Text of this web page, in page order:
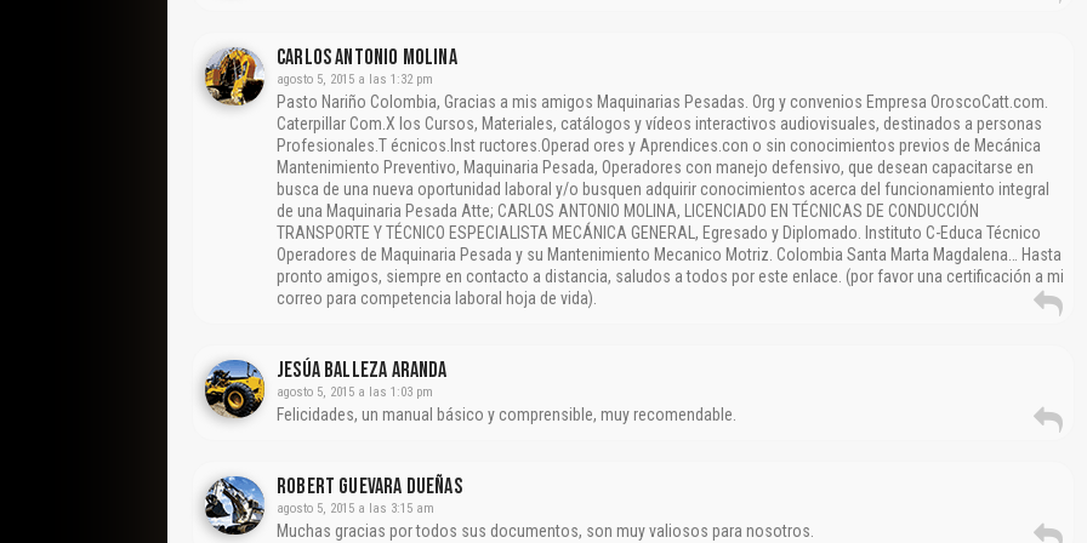
CARLOS ANTONIO MOLINA
agosto 5, 2015 a las 1:32 pm
Pasto Nariño Colombia, Gracias a mis amigos Maquinarias Pesadas. Org y convenios Empresa OroscoCatt.com.
Caterpillar Com.X los Cursos, Materiales, catálogos y vídeos interactivos audiovisuales, destinados a personas
Profesionales.T écnicos.Inst ructores.Operad ores y Aprendices.con o sin conocimientos previos de Mecánica
Mantenimiento Preventivo, Maquinaria Pesada, Operadores con manejo defensivo, que desean capacitarse en
busca de una nueva oportunidad laboral y/o busquen adquirir conocimientos acerca del funcionamiento integral
de una Maquinaria Pesada Atte; CARLOS ANTONIO MOLINA, LICENCIADO EN TÉCNICAS DE CONDUCCIÓN
TRANSPORTE Y TÉCNICO ESPECIALISTA MECÁNICA GENERAL, Egresado y Diplomado. Instituto C-Educa Técnico
Operadores de Maquinaria Pesada y su Mantenimiento Mecanico Motriz. Colombia Santa Marta Magdalena… Hasta
pronto amigos, siempre en contacto a distancia, saludos a todos por este enlace. (por favor una certificación a mi
correo para competencia laboral hoja de vida).
Jesúa Balleza Aranda
agosto 5, 2015 a las 1:03 pm
Felicidades, un manual básico y comprensible, muy recomendable.
Robert Guevara Dueñas
agosto 5, 2015 a las 3:15 am
Muchas gracias por todos sus documentos, son muy valiosos para nosotros.